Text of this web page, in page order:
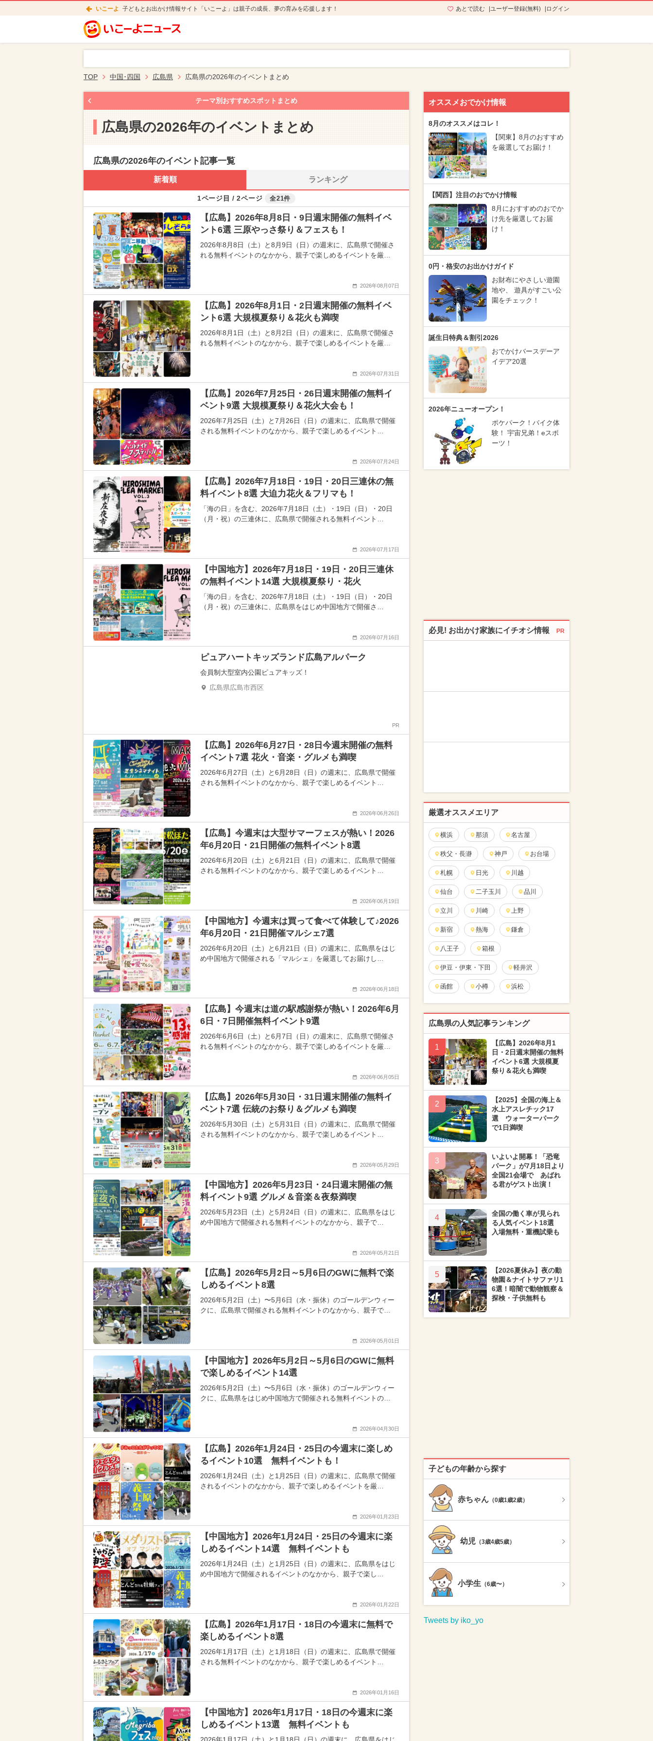
いこーよ 子どもとお出かけ情報サイト「いこーよ」は親子の成長、夢の育みを応援します！ あとで読む ユーザー登録(無料) ログイン
TOP 中国･四国 広島県 広島県の2026年のイベントまとめ
テーマ別おすすめスポットまとめ
広島県の2026年のイベントまとめ
広島県の2026年のイベント記事一覧
新着順 ランキング
1ページ目 / 2ページ 全21件
【広島】2026年8月8日・9日週末開催の無料イベ
ント6選 三原やっさ祭り＆フェスも！
2026年8月8日（土）と8月9日（日）の週末に、広島県で開催さ
れる無料イベントのなかから、親子で楽しめるイベントを厳…
2026年08月07日
【広島】2026年8月1日・2日週末開催の無料イベ
ント6選 大規模夏祭り＆花火も満喫
2026年8月1日（土）と8月2日（日）の週末に、広島県で開催さ
れる無料イベントのなかから、親子で楽しめるイベントを厳…
2026年07月31日
【広島】2026年7月25日・26日週末開催の無料イ
ベント9選 大規模夏祭り＆花火大会も！
2026年7月25日（土）と7月26日（日）の週末に、広島県で開催
される無料イベントのなかから、親子で楽しめるイベント…
2026年07月24日
【広島】2026年7月18日・19日・20日三連休の無
料イベント8選 大迫力花火＆フリマも！
「海の日」を含む、2026年7月18日（土）・19日（日）・20日
（月・祝）の三連休に、広島県で開催される無料イベント…
2026年07月17日
【中国地方】2026年7月18日・19日・20日三連休
の無料イベント14選 大規模夏祭り・花火
「海の日」を含む、2026年7月18日（土）・19日（日）・20日
（月・祝）の三連休に、広島県をはじめ中国地方で開催さ…
2026年07月16日
ピュアハートキッズランド広島アルパーク
会員制大型室内公園ピュアキッズ！
広島県広島市西区
PR
【広島】2026年6月27日・28日今週末開催の無料
イベント7選 花火・音楽・グルメも満喫
2026年6月27日（土）と6月28日（日）の週末に、広島県で開催
される無料イベントのなかから、親子で楽しめるイベント…
2026年06月26日
【広島】今週末は大型サマーフェスが熱い！2026
年6月20日・21日開催の無料イベント8選
2026年6月20日（土）と6月21日（日）の週末に、広島県で開催
される無料イベントのなかから、親子で楽しめるイベント…
2026年06月19日
【中国地方】今週末は買って食べて体験して♪2026
年6月20日・21日開催マルシェ7選
2026年6月20日（土）と6月21日（日）の週末に、広島県をはじ
め中国地方で開催される「マルシェ」を厳選してお届けし…
2026年06月18日
【広島】今週末は道の駅感謝祭が熱い！2026年6月
6日・7日開催無料イベント9選
2026年6月6日（土）と6月7日（日）の週末に、広島県で開催さ
れる無料イベントのなかから、親子で楽しめるイベントを厳…
2026年06月05日
【広島】2026年5月30日・31日週末開催の無料イ
ベント7選 伝統のお祭り＆グルメも満喫
2026年5月30日（土）と5月31日（日）の週末に、広島県で開催
される無料イベントのなかから、親子で楽しめるイベント…
2026年05月29日
【中国地方】2026年5月23日・24日週末開催の無
料イベント9選 グルメ＆音楽＆夜祭満喫
2026年5月23日（土）と5月24日（日）の週末に、広島県をはじ
め中国地方で開催される無料イベントのなかから、親子で…
2026年05月21日
【広島】2026年5月2日～5月6日のGWに無料で楽
しめるイベント8選
2026年5月2日（土）〜5月6日（水・振休）のゴールデンウィー
クに、広島県で開催される無料イベントのなかから、親子で…
2026年05月01日
【中国地方】2026年5月2日～5月6日のGWに無料
で楽しめるイベント14選
2026年5月2日（土）〜5月6日（水・振休）のゴールデンウィー
クに、広島県をはじめ中国地方で開催される無料イベントの…
2026年04月30日
【広島】2026年1月24日・25日の今週末に楽しめ
るイベント10選 無料イベントも！
2026年1月24日（土）と1月25日（日）の週末に、広島県で開催
されるイベントのなかから、親子で楽しめるイベントを厳…
2026年01月23日
【中国地方】2026年1月24日・25日の今週末に楽
しめるイベント14選 無料イベントも
2026年1月24日（土）と1月25日（日）の週末に、広島県をはじ
め中国地方で開催されるイベントのなかから、親子で楽し…
2026年01月22日
【広島】2026年1月17日・18日の今週末に無料で
楽しめるイベント8選
2026年1月17日（土）と1月18日（日）の週末に、広島県で開催
される無料イベントのなかから、親子で楽しめるイベント…
2026年01月16日
【中国地方】2026年1月17日・18日の今週末に楽
しめるイベント13選 無料イベントも
オススメおでかけ情報
8月のオススメはコレ！
【関東】8月のおすすめ
を厳選してお届け！
【関西】注目のおでかけ情報
8月におすすめのおでか
け先を厳選してお届
け！
0円・格安のお出かけガイド
お財布にやさしい遊園
地や、 遊具がすごい公
園をチェック！
誕生日特典＆割引2026
おでかけバースデーア
イデア20選
2026年ニューオープン！
ポケパーク！バイク体
験！ 宇宙兄弟！eスポ
ーツ！
必見! お出かけ家族にイチオシ情報 PR
厳選オススメエリア
横浜 那須 名古屋
秩父・長瀞 神戸 お台場
札幌 日光 川越
仙台 二子玉川 品川
立川 川崎 上野
新宿 熱海 鎌倉
八王子 箱根
伊豆・伊東・下田 軽井沢
函館 小樽 浜松
広島県の人気記事ランキング
1
【広島】2026年8月1
日・2日週末開催の無料
イベント6選 大規模夏
祭り＆花火も満喫
2
【2025】全国の海上＆
水上アスレチック17
選 ウォーターパーク
で1日満喫
3
いよいよ開幕！「恐竜
パーク」が7月18日より
全国21会場で あばれ
る君がゲスト出演！
4
全国の働く車が見られ
る人気イベント18選
入場無料・重機試乗も
5
【2026夏休み】夜の動
物園＆ナイトサファリ1
6選！暗闇で動物観察＆
探検・子供無料も
子どもの年齢から探す
赤ちゃん （0歳1歳2歳）
幼児 （3歳4歳5歳）
小学生 （6歳〜）
Tweets by iko_yo